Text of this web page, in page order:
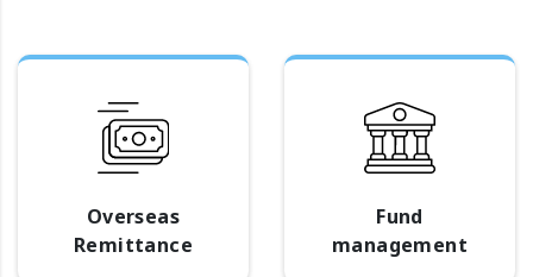
Overseas
Remittance
Fund
management